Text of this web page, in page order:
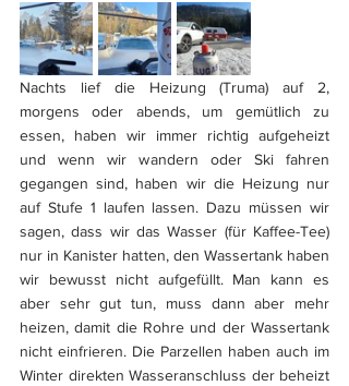
Nachts lief die Heizung (Truma) auf 2,
morgens oder abends, um gemütlich zu
essen, haben wir immer richtig aufgeheizt
und wenn wir wandern oder Ski fahren
gegangen sind, haben wir die Heizung nur
auf Stufe 1 laufen lassen. Dazu müssen wir
sagen, dass wir das Wasser (für Kaffee-Tee)
nur in Kanister hatten, den Wassertank haben
wir bewusst nicht aufgefüllt. Man kann es
aber sehr gut tun, muss dann aber mehr
heizen, damit die Rohre und der Wassertank
nicht einfrieren. Die Parzellen haben auch im
Winter direkten Wasseranschluss der beheizt